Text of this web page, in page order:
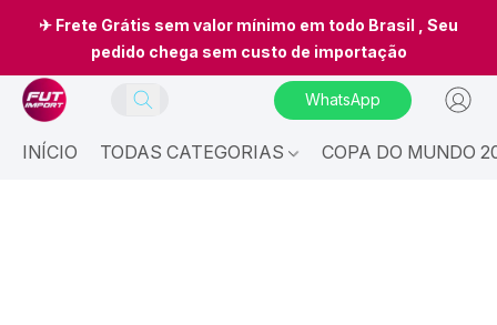
✈ Frete Grátis sem valor mínimo em todo Brasil , Seu
pedido chega sem custo de importação
WhatsApp
INÍCIO TODAS CATEGORIAS COPA DO MUNDO